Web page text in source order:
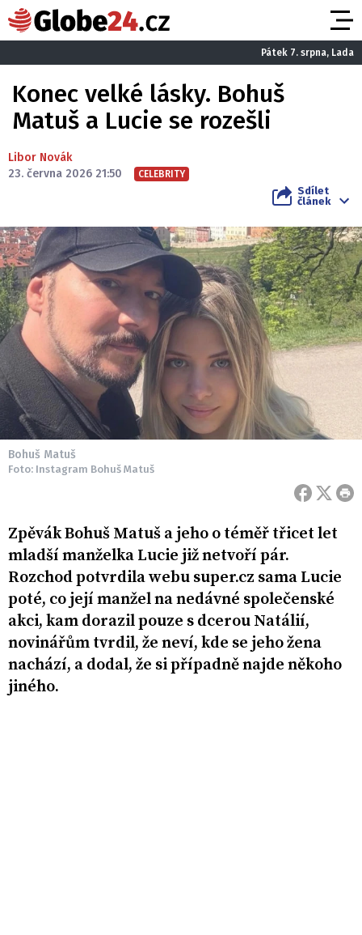
Pátek 7. srpna, Lada
Konec velké lásky. Bohuš
Matuš a Lucie se rozešli
Libor Novák
23. června 2026 21:50
CELEBRITY
Sdílet
článek
Bohuš Matuš
Foto: Instagram Bohuš Matuš
Zpěvák Bohuš Matuš a jeho o téměř třicet let
mladší manželka Lucie již netvoří pár.
Rozchod potvrdila webu super.cz sama Lucie
poté, co její manžel na nedávné společenské
akci, kam dorazil pouze s dcerou Natálií,
novinářům tvrdil, že neví, kde se jeho žena
nachází, a dodal, že si případně najde někoho
jiného.